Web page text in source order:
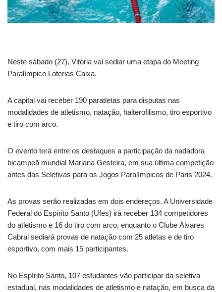
Neste sábado (27), Vitória vai sediar uma etapa do Meeting
Paralímpico Loterias Caixa.
A capital vai receber 190 paratletas para disputas nas
modalidades de atletismo, natação, halterofilismo, tiro esportivo
e tiro com arco.
O evento terá entre os destaques a participação da nadadora
bicampeã mundial Mariana Gesteira, em sua última competição
antes das Seletivas para os Jogos Paralímpicos de Paris 2024.
As provas serão realizadas em dois endereços. A Universidade
Federal do Espírito Santo (Ufes) irá receber 134 competidores
do atletismo e 16 do tiro com arco, enquanto o Clube Álvares
Cabral sediará provas de natação com 25 atletas e de tiro
esportivo, com mais 15 participantes.
No Espírito Santo, 107 estudantes vão participar da seletiva
estadual, nas modalidades de atletismo e natação, em busca da